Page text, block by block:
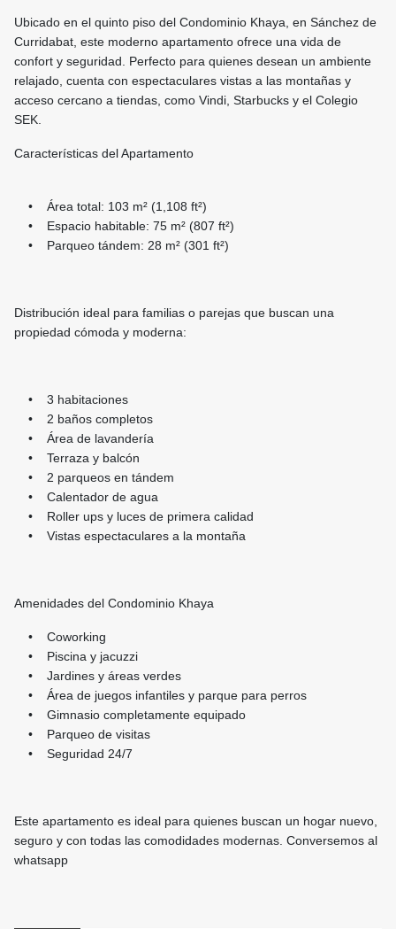
Ubicado en el quinto piso del Condominio Khaya, en Sánchez de
Curridabat, este moderno apartamento ofrece una vida de
confort y seguridad. Perfecto para quienes desean un ambiente
relajado, cuenta con espectaculares vistas a las montañas y
acceso cercano a tiendas, como Vindi, Starbucks y el Colegio
SEK.
Características del Apartamento
• Área total: 103 m² (1,108 ft²)
• Espacio habitable: 75 m² (807 ft²)
• Parqueo tándem: 28 m² (301 ft²)
Distribución ideal para familias o parejas que buscan una
propiedad cómoda y moderna:
• 3 habitaciones
• 2 baños completos
• Área de lavandería
• Terraza y balcón
• 2 parqueos en tándem
• Calentador de agua
• Roller ups y luces de primera calidad
• Vistas espectaculares a la montaña
Amenidades del Condominio Khaya
• Coworking
• Piscina y jacuzzi
• Jardines y áreas verdes
• Área de juegos infantiles y parque para perros
• Gimnasio completamente equipado
• Parqueo de visitas
• Seguridad 24/7
Este apartamento es ideal para quienes buscan un hogar nuevo,
seguro y con todas las comodidades modernas. Conversemos al
whatsapp